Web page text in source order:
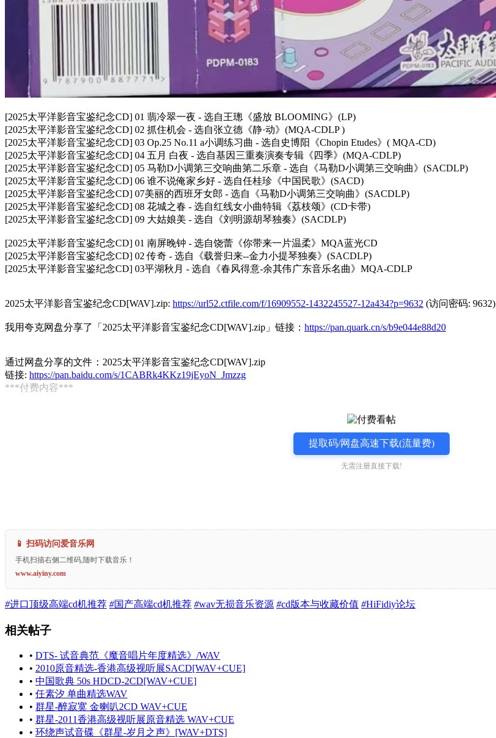
[2025太平洋影音宝鉴纪念CD] 01 翡冷翠一夜 - 选自王璁《盛放 BLOOMING》(LP)
[2025太平洋影音宝鉴纪念CD] 02 抓住机会 - 选自张立德《静·动》(MQA-CDLP )
[2025太平洋影音宝鉴纪念CD] 03 Op.25 No.11 a小调练习曲 - 选自史博阳《Chopin Etudes》( MQA-CD)
[2025太平洋影音宝鉴纪念CD] 04 五月 白夜 - 选自基因三重奏演奏专辑《四季》(MQA-CDLP)
[2025太平洋影音宝鉴纪念CD] 05 马勒D小调第三交响曲第二乐章 - 选自《马勒D小调第三交响曲》(SACDLP)
[2025太平洋影音宝鉴纪念CD] 06 谁不说俺家乡好 - 选自任桂珍《中国民歌》(SACD)
[2025太平洋影音宝鉴纪念CD] 07美丽的西班牙女郎 - 选自《马勒D小调第三交响曲》(SACDLP)
[2025太平洋影音宝鉴纪念CD] 08 花城之春 - 选自红线女小曲特辑《荔枝颂》(CD卡带)
[2025太平洋影音宝鉴纪念CD] 09 大姑娘美 - 选自《刘明源胡琴独奏》(SACDLP)
[2025太平洋影音宝鉴纪念CD] 01 南屏晚钟 - 选自饶蕾《你带来一片温柔》MQA蓝光CD
[2025太平洋影音宝鉴纪念CD] 02 传奇 - 选自《载誉归来--金力小提琴独奏》(SACDLP)
[2025太平洋影音宝鉴纪念CD] 03平湖秋月 - 选自《春风得意-余其伟广东音乐名曲》MQA-CDLP
2025太平洋影音宝鉴纪念CD[WAV].zip: https://url52.ctfile.com/f/16909552-1432245527-12a434?p=9632 (访问密码: 9632)
我用夸克网盘分享了「2025太平洋影音宝鉴纪念CD[WAV].zip」链接： https://pan.quark.cn/s/b9e044e88d20
通过网盘分享的文件：2025太平洋影音宝鉴纪念CD[WAV].zip
链接: https://pan.baidu.com/s/1CABRk4KKz19jEyoN_Jmzzg
***付费内容***
提取码/网盘高速下载(流量费)
无需注册直接下载!
📱 扫码访问爱音乐网
手机扫描右侧二维码,随时下载音乐！
www.aiyiny.com
#进口顶级高端cd机推荐 #国产高端cd机推荐 #wav无损音乐资源 #cd版本与收藏价值 #HiFidiy论坛
相关帖子
• DTS- 试音典范《魔音唱片年度精选》/WAV
• 2010原音精选-香港高级视听展SACD[WAV+CUE]
• 中国歌典 50s HDCD-2CD[WAV+CUE]
• 任素汐 单曲精选WAV
• 群星-醉寂寞 金喇叭2CD WAV+CUE
• 群星-2011香港高级视听展原音精选 WAV+CUE
• 环绕声试音碟《群星-岁月之声》[WAV+DTS]